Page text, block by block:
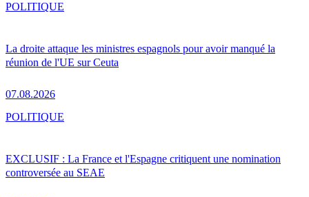
La droite attaque les ministres espagnols pour avoir manqué la
réunion de l'UE sur Ceuta
07.08.2026
POLITIQUE
EXCLUSIF : La France et l'Espagne critiquent une nomination
controversée au SEAE
POLITIQUE